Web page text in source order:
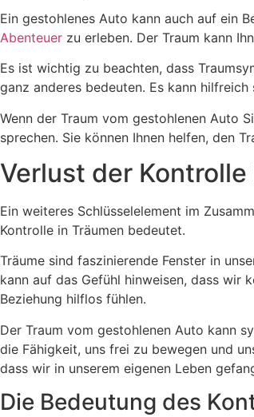
Ein gestohlenes Auto kann auch auf ein
Abenteuer zu erleben. Der Traum kann
Es ist wichtig zu beachten, dass
ganz anderes bedeuten. Es kann
Wenn der Traum vom gestohlenen Auto
sprechen. Sie können Ihnen helfen, den
Verlust der Kontrolle
Ein weiteres Schlüsselelement im
Kontrolle in Träumen bedeutet.
Träume sind faszinierende Fenster in
kann auf das Gefühl hinweisen, dass wir
Beziehung hilflos fühlen.
Der Traum vom gestohlenen Auto kann
die Fähigkeit, uns frei zu bewegen und
dass wir in unserem eigenen Leben
Die Bedeutung des